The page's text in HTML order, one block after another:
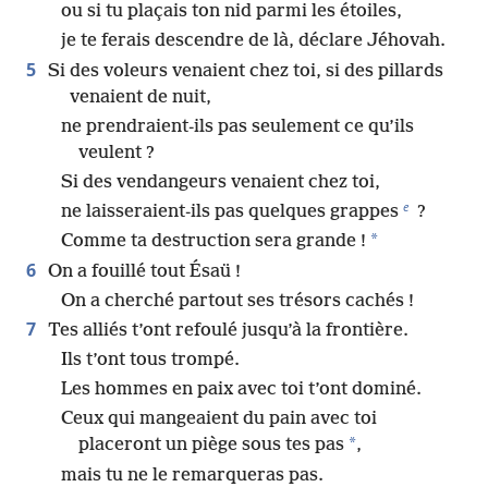
ou si tu plaçais ton nid parmi les étoiles,
je te ferais descendre de là, déclare Jéhovah.
5 Si des voleurs venaient chez toi, si des pillards
venaient de nuit,
ne prendraient-ils pas seulement ce qu’ils
veulent ?
Si des vendangeurs venaient chez toi,
ne laisseraient-ils pas quelques grappes e ?
Comme ta destruction sera grande ! *
6 On a fouillé tout Ésaü !
On a cherché partout ses trésors cachés !
7 Tes alliés t’ont refoulé jusqu’à la frontière.
Ils t’ont tous trompé.
Les hommes en paix avec toi t’ont dominé.
Ceux qui mangeaient du pain avec toi
placeront un piège sous tes pas *,
mais tu ne le remarqueras pas.